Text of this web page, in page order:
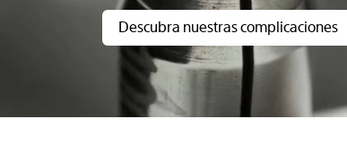
Descubra nuestras complicaciones